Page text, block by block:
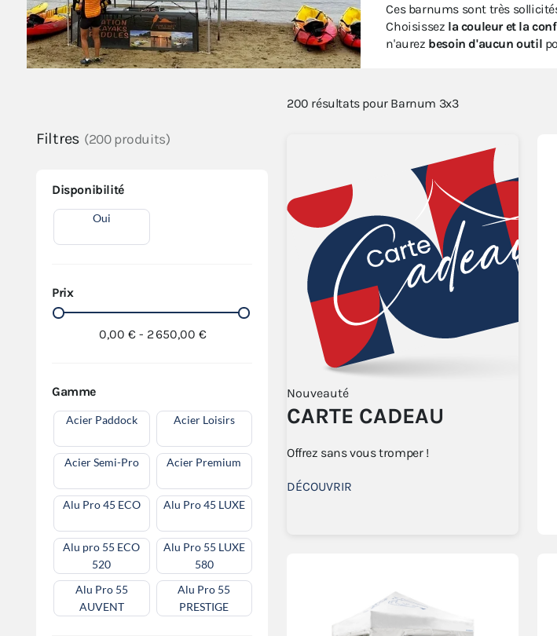
Ces barnums sont très
Choisissez la couleur et la
n'aurez besoin d'aucun outil
Filtres (200 produits)
Disponibilité
Oui
Prix
0,00 € - 2 650,00 €
Gamme
Acier Paddock Acier Loisirs
Acier Semi-Pro Acier Premium
Alu Pro 45 ECO Alu Pro 45 LUXE
Alu pro 55 ECO
520
Alu Pro 55 LUXE
580
Alu Pro 55
AUVENT
Alu Pro 55
PRESTIGE
200 résultats pour Barnum 3x3
Nouveauté
CARTE CADEAU
Offrez sans vous tromper !
DÉCOUVRIR